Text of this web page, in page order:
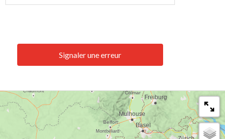
Signaler une erreur